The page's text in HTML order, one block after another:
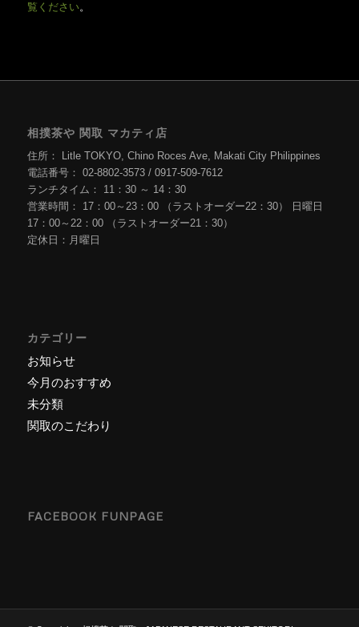
覧ください。
相撲茶や 関取 マカティ店
住所： Litle TOKYO, Chino Roces Ave, Makati City Philippines
電話番号： 02-8802-3573 / 0917-509-7612
ランチタイム： 11：30 ～ 14：30
営業時間： 17：00～23：00 （ラストオーダー22：30） 日曜日
17：00～22：00 （ラストオーダー21：30）
定休日：月曜日
カテゴリー
お知らせ
今月のおすすめ
未分類
関取のこだわり
FACEBOOK FUNPAGE